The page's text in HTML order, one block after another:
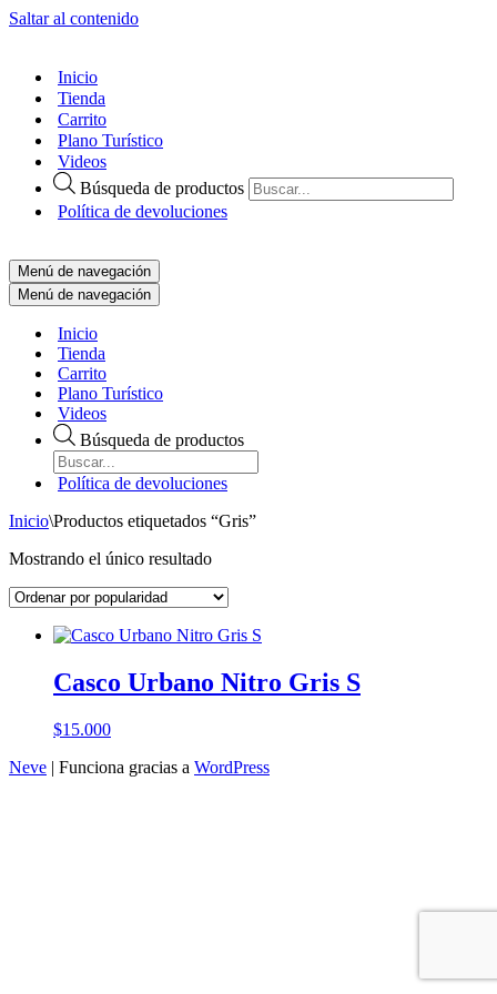
Saltar al contenido
Inicio
Tienda
Carrito
Plano Turístico
Videos
Búsqueda de productos
Política de devoluciones
Menú de navegación
Menú de navegación
Inicio
Tienda
Carrito
Plano Turístico
Videos
Búsqueda de productos
Política de devoluciones
Inicio\Productos etiquetados “Gris”
Mostrando el único resultado
Casco Urbano Nitro Gris S
$15.000
Neve | Funciona gracias a WordPress